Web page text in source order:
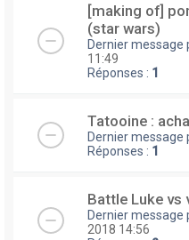
[making of]
(star wars)
Dernier message
11:49
Réponses : 1
Tatooine :
Dernier message
Réponses : 1
Battle Luke vs
Dernier message
2018 14:56